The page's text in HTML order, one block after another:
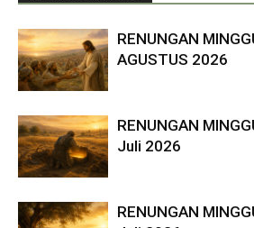
RENUNGAN
AGUSTUS 2026
RENUNGAN
Juli 2026
RENUNGAN